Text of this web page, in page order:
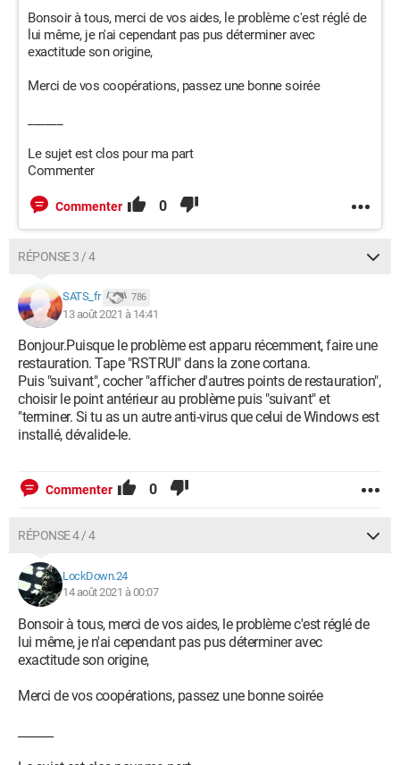
Bonsoir à tous, merci de vos aides, le problème c'est réglé de
lui même, je n'ai cependant pas pus déterminer avec
exactitude son origine,
Merci de vos coopérations, passez une bonne soirée
Le sujet est clos pour ma part
Commenter
Commenter 0
RÉPONSE 3 / 4
SATS_fr 786
13 août 2021 à 14:41
Bonjour.Puisque le problème est apparu récemment, faire une
restauration. Tape "RSTRUI" dans la zone cortana.
Puis "suivant", cocher "afficher d'autres points de restauration",
choisir le point antérieur au problème puis "suivant" et
"terminer. Si tu as un autre anti-virus que celui de Windows est
installé, dévalide-le.
Commenter 0
RÉPONSE 4 / 4
LockDown.24
14 août 2021 à 00:07
Bonsoir à tous, merci de vos aides, le problème c'est réglé de
lui même, je n'ai cependant pas pus déterminer avec
exactitude son origine,
Merci de vos coopérations, passez une bonne soirée